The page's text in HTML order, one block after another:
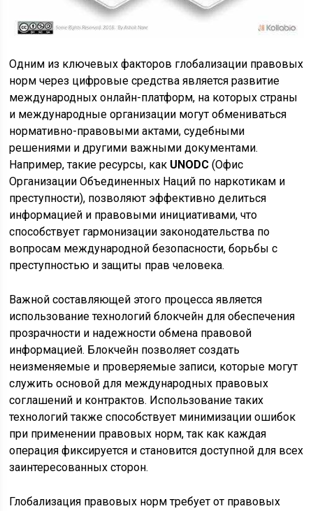
Одним из ключевых факторов глобализации правовых
норм через цифровые средства является развитие
международных онлайн-платформ, на которых страны
и международные организации могут обмениваться
нормативно-правовыми актами, судебными
решениями и другими важными документами.
Например, такие ресурсы, как UNODC (Офис
Организации Объединенных Наций по наркотикам и
преступности), позволяют эффективно делиться
информацией и правовыми инициативами, что
способствует гармонизации законодательства по
вопросам международной безопасности, борьбы с
преступностью и защиты прав человека.
Важной составляющей этого процесса является
использование технологий блокчейн для обеспечения
прозрачности и надежности обмена правовой
информацией. Блокчейн позволяет создать
неизменяемые и проверяемые записи, которые могут
служить основой для международных правовых
соглашений и контрактов. Использование таких
технологий также способствует минимизации ошибок
при применении правовых норм, так как каждая
операция фиксируется и становится доступной для всех
заинтересованных сторон.
Глобализация правовых норм требует от правовых